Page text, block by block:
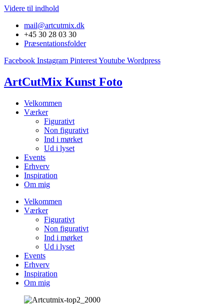
Videre til indhold
mail@artcutmix.dk
+45 30 28 03 30
Præsentationsfolder
Facebook Instagram PinterestYoutube Wordpress
ArtCutMix Kunst Foto
Velkommen
Værker
Figurativt
Non figurativt
Ind i mørket
Ud i lyset
Events
Erhverv
Inspiration
Om mig
Velkommen
Værker
Figurativt
Non figurativt
Ind i mørket
Ud i lyset
Events
Erhverv
Inspiration
Om mig